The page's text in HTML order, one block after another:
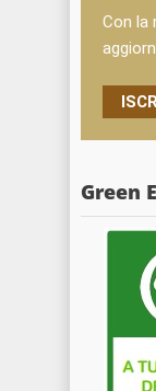
Con la
Green